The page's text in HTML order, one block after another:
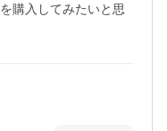
購入してみたいと思